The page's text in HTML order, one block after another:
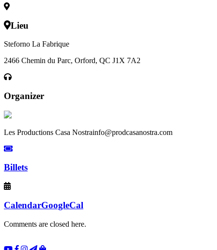
Lieu
Steforno La Fabrique
2466 Chemin du Parc, Orford, QC J1X 7A2
Organizer
Les Productions Casa Nostrainfo@prodcasanostra.com
Billets
CalendarGoogleCal
Comments are closed here.